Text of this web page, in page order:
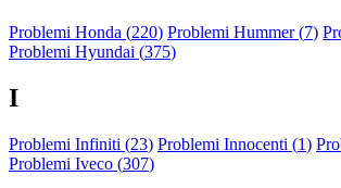
Problemi Honda (220) Problemi Hummer (7)
Problemi Hyundai (375)
I
Problemi Infiniti (23) Problemi Innocenti (1)
Problemi Iveco (307)